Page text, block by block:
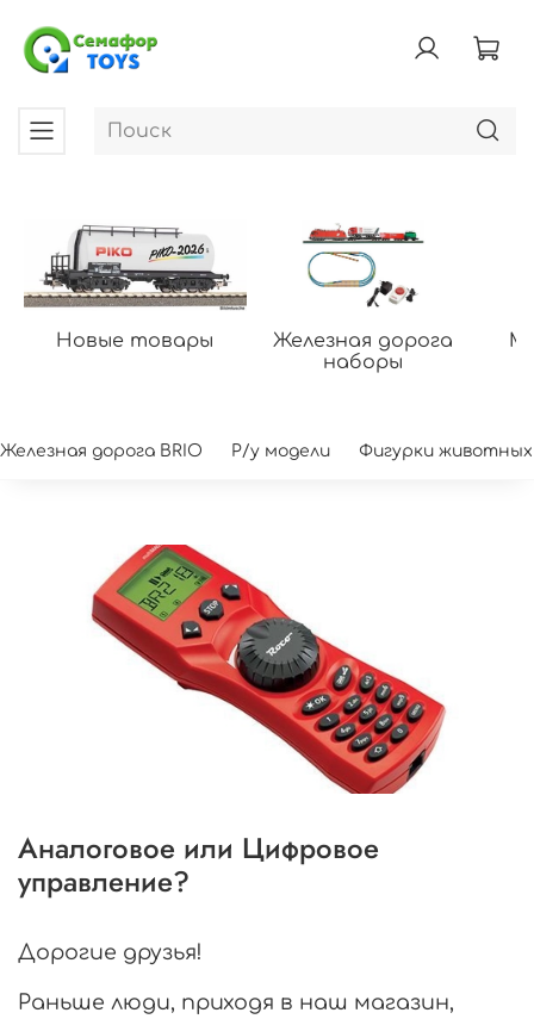
Новые товары
Железная дорога
наборы
Железная дорога BRIO Р/у модели Фигурки животных
Аналоговое или Цифровое
управление?
Дорогие друзья!
Раньше люди, приходя в наш магазин,